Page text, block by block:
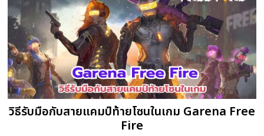
วิธีรับมือกับสายแคมป์ท้ายโซนในเกม Garena Free
Fire